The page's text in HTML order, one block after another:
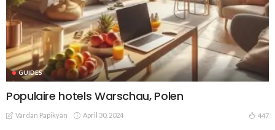
GUIDES
Populaire hotels Warschau, Polen
Vardan Papikyan April 30, 2024 447